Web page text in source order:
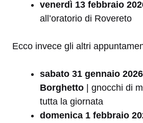
venerdì 13 febbraio
all’oratorio di Rovereto
Ecco invece gli altri
sabato 31 gennaio
Borghetto | gnocchi di
tutta la giornata
domenica 1 febbraio